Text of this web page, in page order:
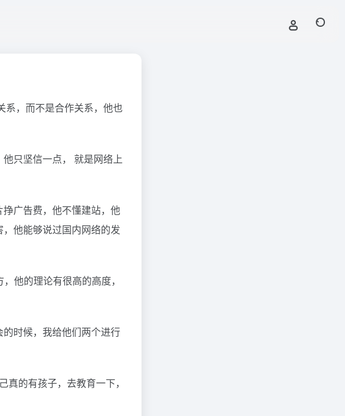
系，而不是合作关系，他也
只坚信一点， 就是网络上
广告费，他不懂建站，他
他能够说过国内网络的发
他的理论有很高的高度，
时候，我给他们两个进行
的有孩子，去教育一下，